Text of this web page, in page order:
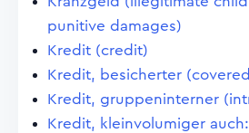
punitive damages)
Kredit (credit)
Kredit, besicherter
Kredit, gruppeninterner
Kredit, kleinvolumiger